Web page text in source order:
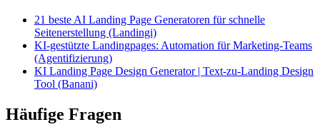
21 beste AI Landing Page Generatoren für schnelle
Seitenerstellung (Landingi)
KI-gestützte Landingpages: Automation für Marketing-Teams
(Agentifizierung)
KI Landing Page Design Generator | Text-zu-Landing Design
Tool (Banani)
Häufige Fragen